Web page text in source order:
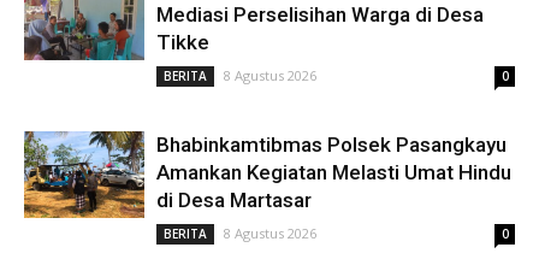
Mediasi Perselisihan Warga di Desa
Tikke
BERITA 8 Agustus 2026 0
Bhabinkamtibmas Polsek Pasangkayu
Amankan Kegiatan Melasti Umat Hindu
di Desa Martasar
BERITA 8 Agustus 2026 0